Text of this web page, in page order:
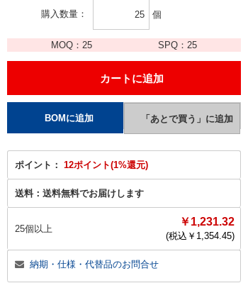
購入数量 個
MOQ： 25 SPQ：25
ポイント： 12ポイント(1%還元)
送料： 送料無料でお届けします
25個以上
￥1,231.32
(税込￥ 1,354.45)
納期・仕様・代替品のお問合せ